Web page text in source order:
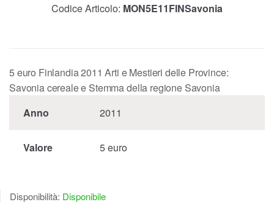
Codice Articolo: MON5E11FINSavonia
5 euro Finlandia 2011 Arti e Mestieri delle Province:
Savonia cereale e Stemma della regione Savonia
Anno
2011
Valore 5 euro
Disponibilità: Disponibile